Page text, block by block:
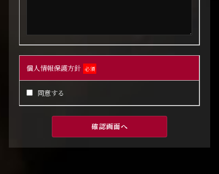
個人情報保護方針 必須
同意する